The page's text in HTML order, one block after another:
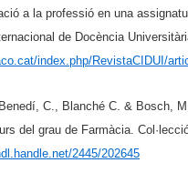
a la professió en una
de Docència
index.php/RevistaCIDUI/
C., Blanché C. & Bosch,
del grau de Farmàcia.
2445/202645